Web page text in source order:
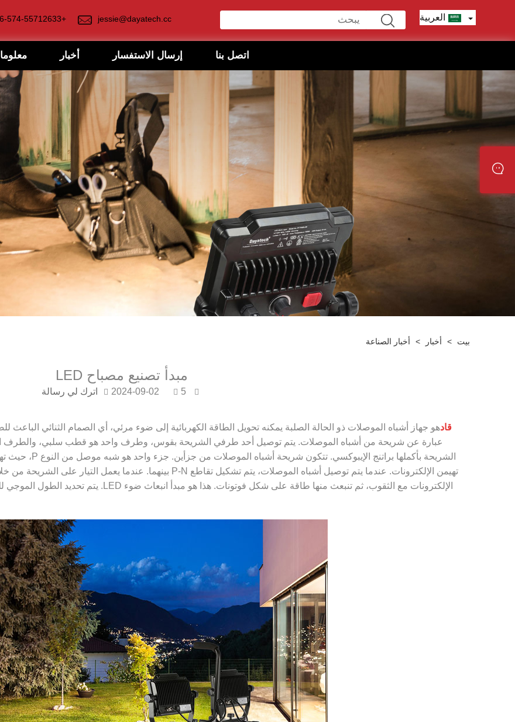
+86-574-55712633 jessie@dayatech.cc العربية
أخبار إرسال الاستفسار اتصل بنا
بيت > أخبار > أخبار الصناعة
مبدأ تصنيع مصباح LED
2024-09-02 5 اترك لي رسالة
قاد
عبارة عن شريحة من أشباه الموصلات. يتم توصيل أحد طرفي الشريحة بقوس، وطرف واحد هو قطب سلبي، والطرف
الإلكترونات مع الثقوب، ثم تنبعث منها طاقة على شكل فوتونات. هذا هو مبدأ انبعاث ضوء LED. يتم تحديد الطول الموجي للضوء، أي لون الضوء، بواسطة المادة التي تشكل الوصلة P-N.